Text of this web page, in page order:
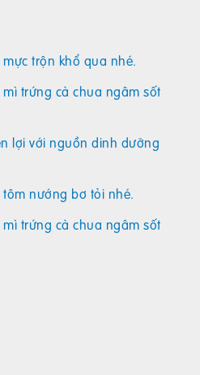
trộn khổ qua nhé.
trứng cà chua ngâm sốt
lợi với nguồn dinh dưỡng
nướng bơ tỏi nhé.
trứng cà chua ngâm sốt